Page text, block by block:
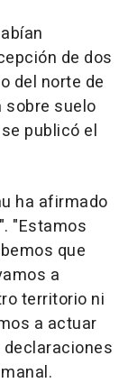
de dos
del norte de
sobre suelo
publicó el
ha afirmado
"Estamos
que
a
territorio ni
a actuar